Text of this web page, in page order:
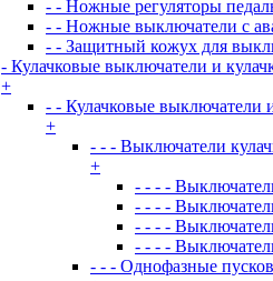
- - Ножные регуляторы
- - Ножные выключатели с
- - Защитный кожух для
- Кулачковые выключатели и
+
- - Кулачковые выключатели
+
- - - Выключатели
+
- - - -
- - - -
- - - -
- - - -
- - - Однофазные